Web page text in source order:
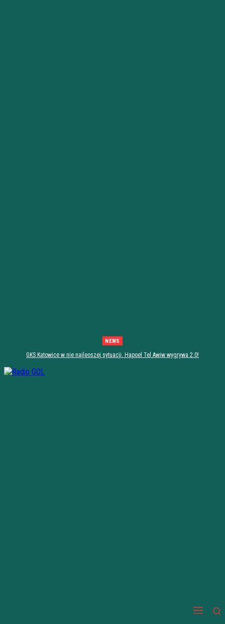
NEWS
GKS Katowice w nie najleoszej sytuacji. Hapoel Tel Awiw wygrywa 2:0!